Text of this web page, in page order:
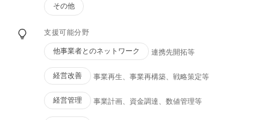
その他
支援可能分野
他事業者とのネットワーク 連携先開拓等
経営改善 事業再⽣、事業再構築、戦略策定等
経営管理 事業計画、資金調達、数値管理等